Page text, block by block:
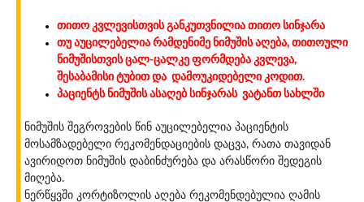
თითო კვლევისთვის განკუთვნილია თითო სინჯარა
თუ აუცილებელია რამდენიმე ნიმუშის აღება, თითოული
ნიმუშისთვის ცალ-ცალკე ფორმდება კვლევა,
შესაბამისი ტუბით და დამოუკიდებელი კოდით.
პაციენტს ნიმუშის ასაღებ სინჯარას ვატანთ სახლში
ნიმუშის შეგროვების წინ აუცილებელია პაციენტის
მოსამზადებელი რეკომენდაციების დაცვა, რათა თავიდან
ავირიდოთ ნიმუშის დაბინძურება და არასწორი შედეგის
მიღება.
ნერწყვში კორტიზოლის აღება რეკომენდებულია ღამის